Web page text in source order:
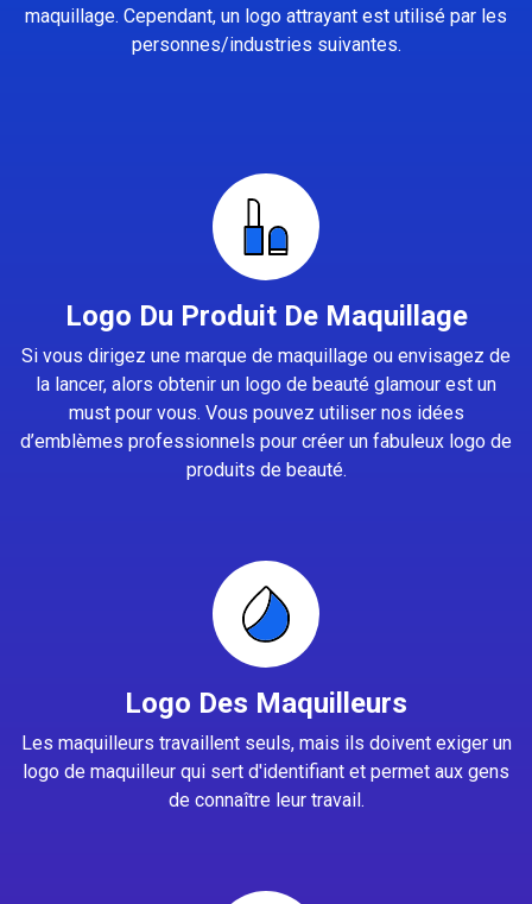
maquillage. Cependant, un logo attrayant est utilisé par les
personnes/industries suivantes.
Logo Du Produit De Maquillage
Si vous dirigez une marque de maquillage ou envisagez de
la lancer, alors obtenir un logo de beauté glamour est un
must pour vous. Vous pouvez utiliser nos idées
d’emblèmes professionnels pour créer un fabuleux logo de
produits de beauté.
Logo Des Maquilleurs
Les maquilleurs travaillent seuls, mais ils doivent exiger un
logo de maquilleur qui sert d'identifiant et permet aux gens
de connaître leur travail.